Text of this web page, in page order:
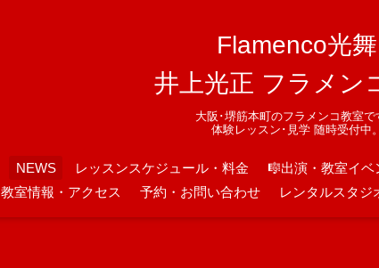
Flamenco光舞
井上光正 フラメン
大阪･堺筋本町のフラメンコ教室で
体験レッスン･見学 随時受付中。
NEWS レッスンスケジュール・料金 🎼出演・教室イベ
教室情報・アクセス
予約・お問い合わせ レンタルスタジ